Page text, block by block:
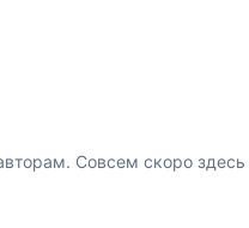
Совсем скоро здесь